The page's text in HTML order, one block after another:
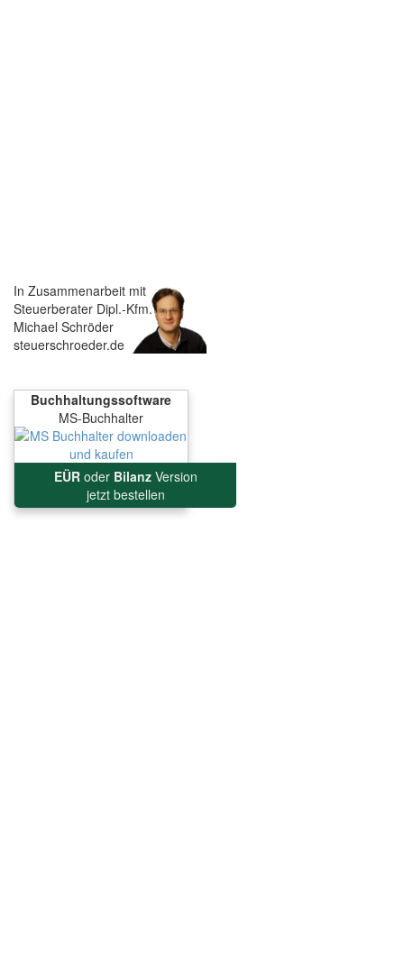
In Zusammenarbeit mit
Steuerberater Dipl.-Kfm.
Michael Schröder
steuerschroeder.de
Buchhaltungssoftware
MS-Buchhalter
EÜRoder BilanzVersion
jetzt bestellen